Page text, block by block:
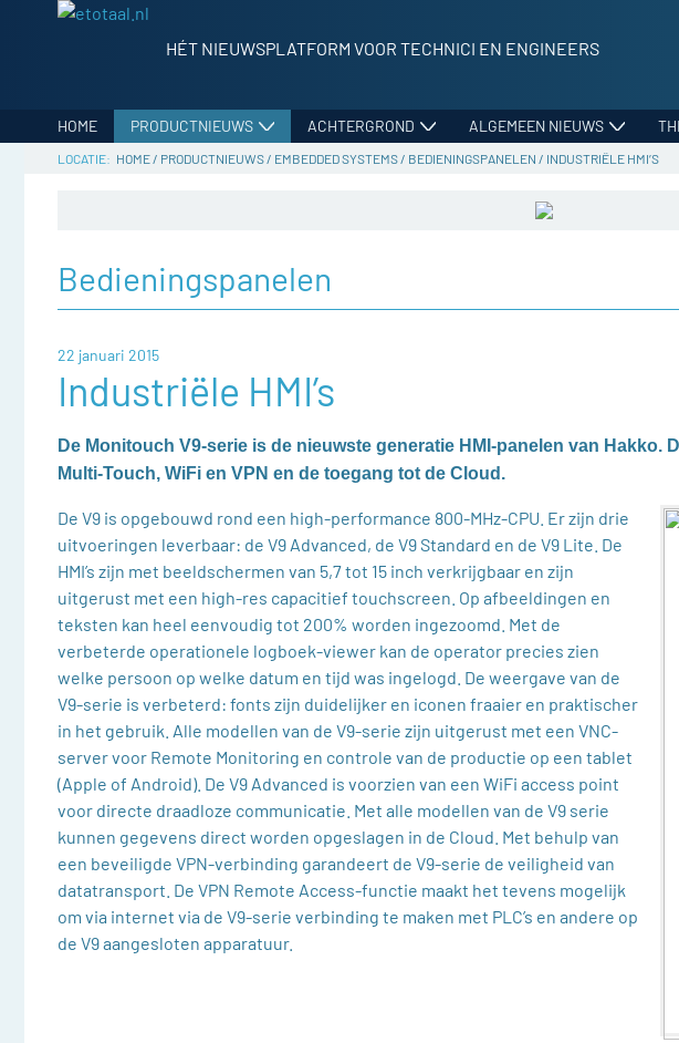
HÉT NIEUWSPLATFORM VOOR TECHNICI EN ENGINEERS
HOME PRODUCTNIEUWS ACHTERGROND ALGEMEEN NIEUWS
HOME/ PRODUCTNIEUWS/ EMBEDDED SYSTEMS/ BEDIENINGSPANELEN / INDUSTRIËLE HMI’S
Bedieningspanelen
22 januari 2015
Industriële HMI’s
De Monitouch V9-serie is de nieuwste generatie HMI-panelen van Hakko.
Multi-Touch, WiFi en VPN en de toegang tot de Cloud.
De V9 is opgebouwd rond een high-performance 800-MHz-CPU. Er zijn drie
uitvoeringen leverbaar: de V9 Advanced, de V9 Standard en de V9 Lite. De
HMI’s zijn met beeldschermen van 5,7 tot 15 inch verkrijgbaar en zijn
uitgerust met een high-res capacitief touchscreen. Op afbeeldingen en
teksten kan heel eenvoudig tot 200% worden ingezoomd. Met de
verbeterde operationele logboek-viewer kan de operator precies zien
welke persoon op welke datum en tijd was ingelogd. De weergave van de
V9-serie is verbeterd: fonts zijn duidelijker en iconen fraaier en praktischer
in het gebruik. Alle modellen van de V9-serie zijn uitgerust met een VNC-
server voor Remote Monitoring en controle van de productie op een tablet
(Apple of Android). De V9 Advanced is voorzien van een WiFi access point
voor directe draadloze communicatie. Met alle modellen van de V9 serie
kunnen gegevens direct worden opgeslagen in de Cloud. Met behulp van
een beveiligde VPN-verbinding garandeert de V9-serie de veiligheid van
datatransport. De VPN Remote Access-functie maakt het tevens mogelijk
om via internet via de V9-serie verbinding te maken met PLC’s en andere op
de V9 aangesloten apparatuur.